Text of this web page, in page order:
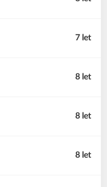
7 let
8 let
8 let
8 let